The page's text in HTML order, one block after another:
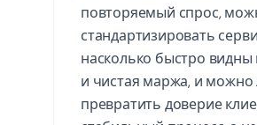
повторяемый спрос,
стандартизировать
насколько быстро видны
и чистая маржа, и можно
превратить доверие